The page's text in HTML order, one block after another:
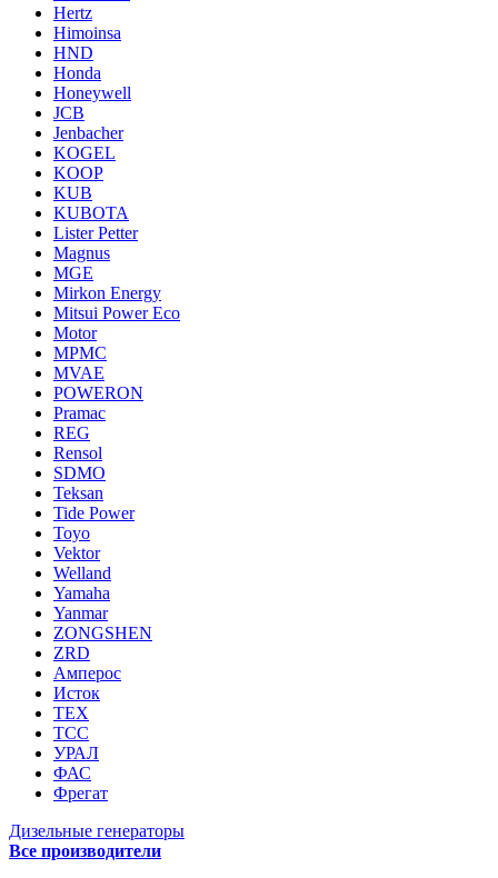
Hertz
Himoinsa
HND
Honda
Honeywell
JCB
Jenbacher
KOGEL
KOOP
KUB
KUBOTA
Lister Petter
Magnus
MGE
Mirkon Energy
Mitsui Power Eco
Motor
MPMC
MVAE
POWERON
Pramac
REG
Rensol
SDMO
Teksan
Tide Power
Toyo
Vektor
Welland
Yamaha
Yanmar
ZONGSHEN
ZRD
Амперос
Исток
ТЕХ
ТСС
УРАЛ
ФАС
Фрегат
Дизельные генераторы
Все производители